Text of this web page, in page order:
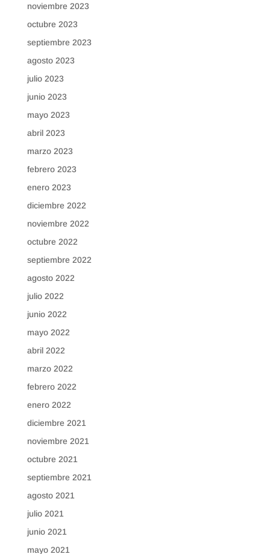
noviembre 2023
octubre 2023
septiembre 2023
agosto 2023
julio 2023
junio 2023
mayo 2023
abril 2023
marzo 2023
febrero 2023
enero 2023
diciembre 2022
noviembre 2022
octubre 2022
septiembre 2022
agosto 2022
julio 2022
junio 2022
mayo 2022
abril 2022
marzo 2022
febrero 2022
enero 2022
diciembre 2021
noviembre 2021
octubre 2021
septiembre 2021
agosto 2021
julio 2021
junio 2021
mayo 2021